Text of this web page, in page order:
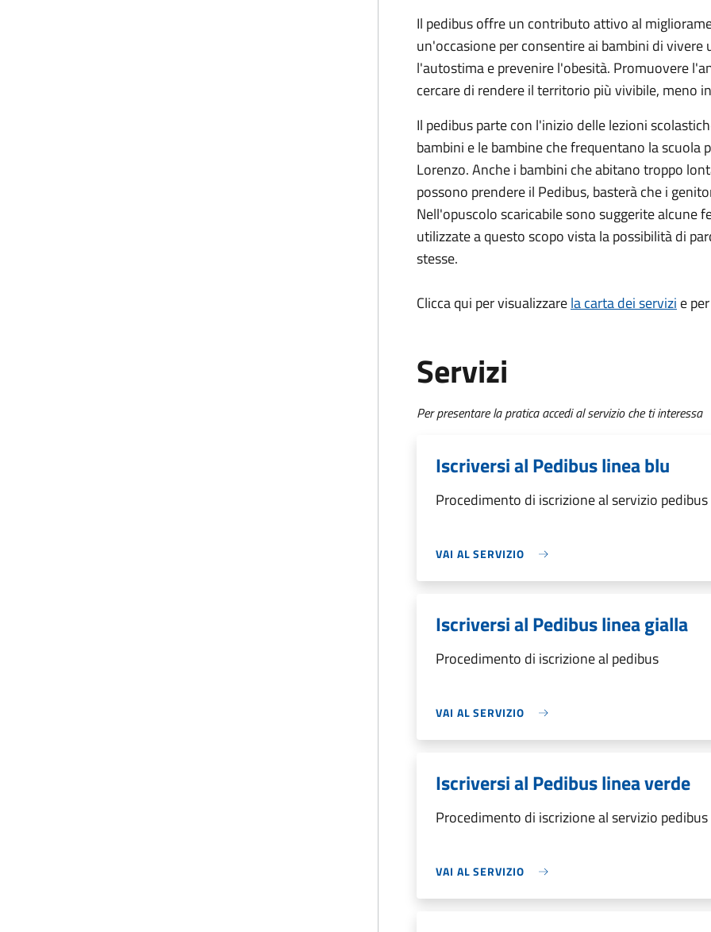
Il pedibus offre un contributo attivo al
un'occasione per consentire ai bambini di
l'autostima e prevenire l'obesità. Promuovere
cercare di rendere il territorio più vivibile, meno
Il pedibus parte con l'inizio delle lezioni
bambini e le bambine che frequentano la scuola
Lorenzo. Anche i bambini che abitano troppo
possono prendere il Pedibus, basterà che i
Nell'opuscolo scaricabile sono suggerite alcune
utilizzate a questo scopo vista la possibilità di
stesse.
Clicca qui per visualizzarela carta dei servizi e
Servizi
Per presentare la pratica accedi al servizio che ti interessa
Iscriversi al Pedibus linea blu
Procedimento di iscrizione al servizio pedibus
VAI AL SERVIZIO
Iscriversi al Pedibus linea gialla
Procedimento di iscrizione al pedibus
VAI AL SERVIZIO
Iscriversi al Pedibus linea verde
Procedimento di iscrizione al servizio pedibus
VAI AL SERVIZIO